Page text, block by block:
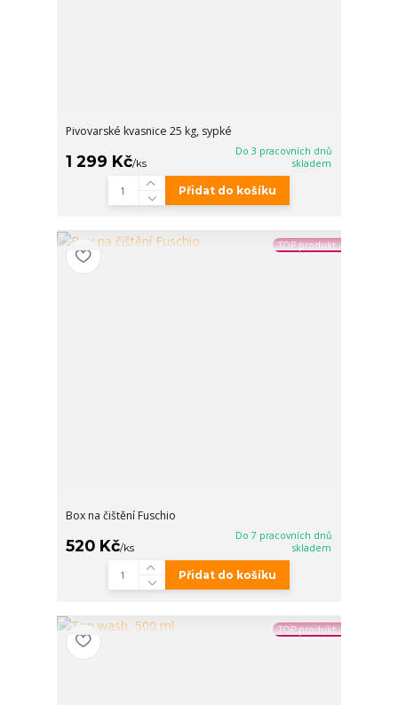
Pivovarské kvasnice 25 kg, sypké
1 299 Kč/ks
Do 3 pracovních dnů
skladem
Přidat do košíku
TOP produkt
Box na čištění Fuschio
520 Kč/ks
Do 7 pracovních dnů
skladem
Přidat do košíku
TOP produkt